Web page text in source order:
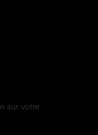
sur votre